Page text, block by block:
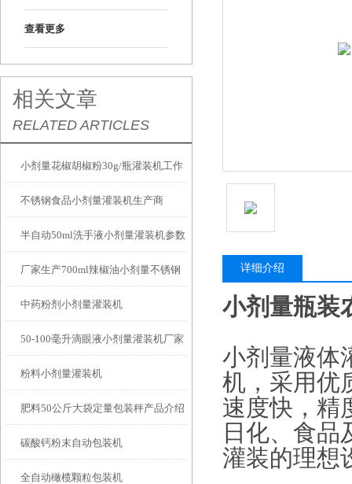
查看更多
相关文章
RELATED ARTICLES
小剂量花椒胡椒粉30g/瓶灌装机工作
原理
不锈钢食品小剂量灌装机生产商
半自动50ml洗手液小剂量灌装机参数
厂家生产700ml辣椒油小剂量不锈钢
液体灌装机
中药粉剂小剂量灌装机
50-100毫升滴眼液小剂量灌装机厂家
粉料小剂量灌装机
肥料50公斤大袋定量包装秤产品介绍
碳酸钙粉末自动包装机
全自动橄榄颗粒包装机
详细介绍
小剂量瓶装
小剂量液体
机，采用优
速度快，精
日化、食品
灌装的理想